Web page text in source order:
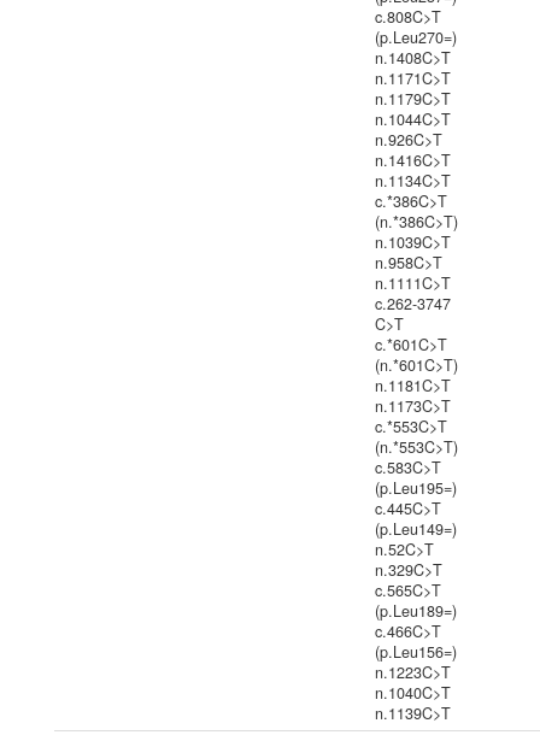
c.808C>T
(p.Leu270=)
n.1408C>T
n.1171C>T
n.1179C>T
n.1044C>T
n.926C>T
n.1416C>T
n.1134C>T
c.*386C>T
(n.*386C>T)
n.1039C>T
n.958C>T
n.1111C>T
c.262-3747
C>T
c.*601C>T
(n.*601C>T)
n.1181C>T
n.1173C>T
c.*553C>T
(n.*553C>T)
c.583C>T
(p.Leu195=)
c.445C>T
(p.Leu149=)
n.52C>T
n.329C>T
c.565C>T
(p.Leu189=)
c.466C>T
(p.Leu156=)
n.1223C>T
n.1040C>T
n.1139C>T